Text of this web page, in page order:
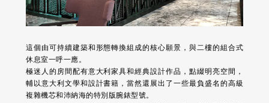
這個由可持續建築和形態轉換組成的核心願景，與二樓的組合式
休息室一呼一應。
極迷人的房間配有意大利家具和經典設計作品，點綴明亮空間，
輔以意大利文學和設計書籍，當然還展出了一些最負盛名的高級
複雜機芯和沛納海的特別版腕錶型號。